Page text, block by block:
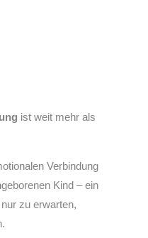
ist weit mehr als
Verbindung
Kind – ein
zu erwarten,